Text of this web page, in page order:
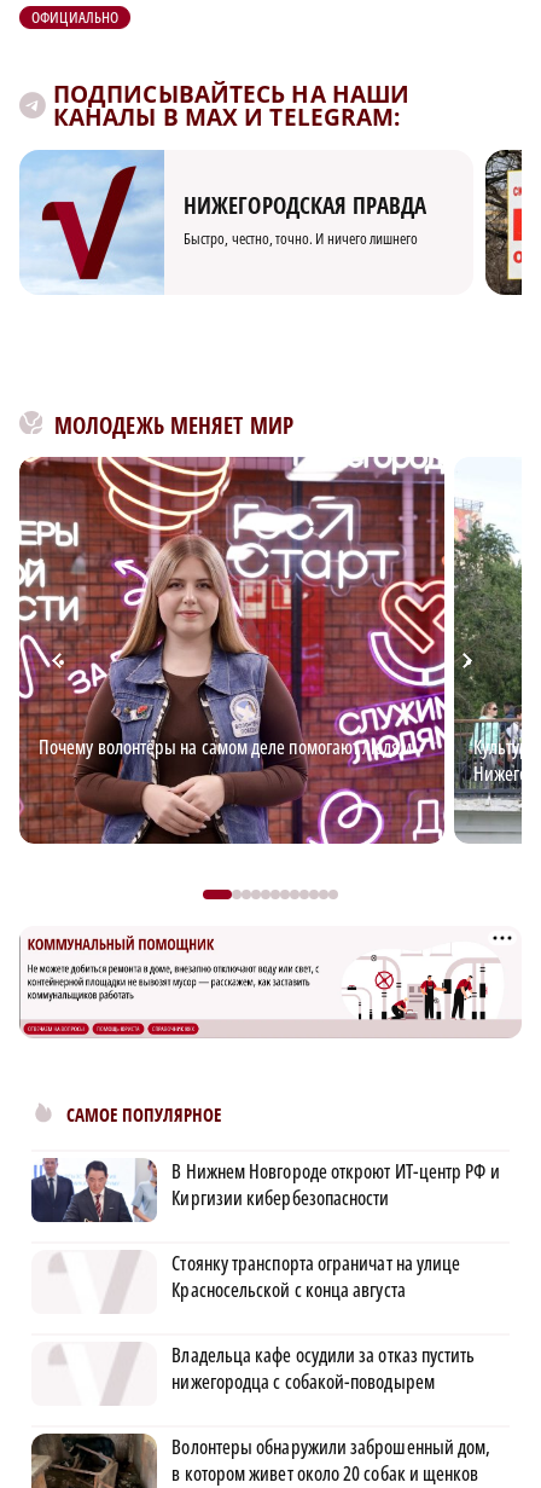
ОФИЦИАЛЬНО
ПОДПИСЫВАЙТЕСЬ НА НАШИ
КАНАЛЫ В MAX И TELEGRAM:
НИЖЕГОРОДСКАЯ ПРАВДА
Быстро, честно, точно. И ничего лишнего
МОЛОДЕЖЬ МЕНЯЕТ МИР
Почему волонтёры на самом деле помогают людям
САМОЕ ПОПУЛЯРНОЕ
В Нижнем Новгороде откроют ИТ-центр РФ и
Киргизии кибербезопасности
Стоянку транспорта ограничат на улице
Красносельской с конца августа
Владельца кафе осудили за отказ пустить
нижегородца с собакой-поводырем
Волонтеры обнаружили заброшенный дом,
в котором живет около 20 собак и щенков